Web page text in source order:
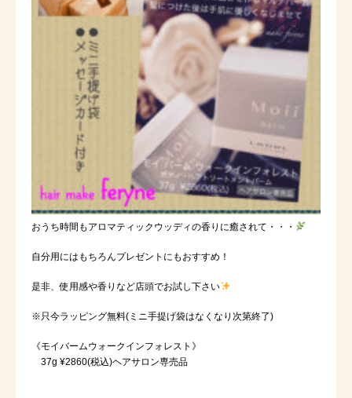
おうち時間もアロマティックウッディの香りに癒されて・・・
自分用にはもちろんプレゼントにも おすすめ！
是非、使用感や香りなど店頭でお試し下さい
※只今ラッピング無料(ミニ手提げ袋はなくなり次第終了)
《モイバームウォークインフォレスト》
37g ¥2860(税込)ヘアサロン専売品